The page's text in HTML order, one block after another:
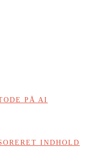
PÅ AI
INDHOLD